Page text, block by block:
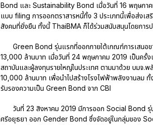
Bond และ Sustainability Bond เมื่อวันที่ 16 พฤษภา
แบบ filing การออกตราสารหนี้ทั้ง 3 ประเภทนี้เพื่อส่งเ
สังคมที่ยั่งยืน ทั้งนี้ ThaiBMA ก็ได้ร่วมสนับสนุนโดยการ
Green Bond รุ่นแรกที่ออกภายใต้เกณฑ์การเสนอ
13,000 ล้านบาท เมื่อวันที่ 24 พฤษภาคม 2019 เป็นค
สถาบันและผู้ลงทุนรายใหญ่ในประเทศ ตามมาด้วย บมจ
10,000 ล้านบาท เพื่อนำไปสร้างโรงไฟฟ้าพลังงานลม
รับรองความเป็น Green Bond จาก CBI
วันที่ 23 สิงหาคม 2019 มีการออก Social Bond รุ่
ศรีอยุธยา ออก Gender Bond ซึ่งจัดอยู่ในกลุ่มของ